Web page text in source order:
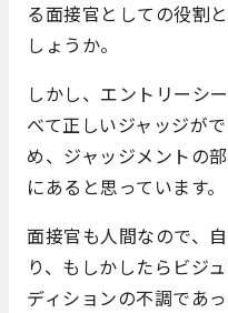
る面接官としての役割
しょうか。
しかし、エントリーシ
べて正しいジャッジが
め、ジャッジメントの
にあると思っています。
面接官も人間なので、
り、もしかしたらビジ
ディションの不調であ